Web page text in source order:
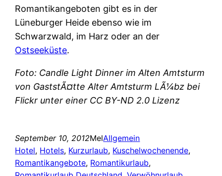
Romantikangeboten gibt es in der
Lüneburger Heide ebenso wie im
Schwarzwald, im Harz oder an der
Ostseeküste.
Foto: Candle Light Dinner im Alten Amtsturm
von GaststÃ¤tte Alter Amtsturm LÃ¼bz bei
Flickr unter einer CC BY-ND 2.0 Lizenz
September 10, 2012MelAllgemein
Hotel, Hotels, Kurzurlaub, Kuschelwochenende
Romantikangebote, Romantikurlaub